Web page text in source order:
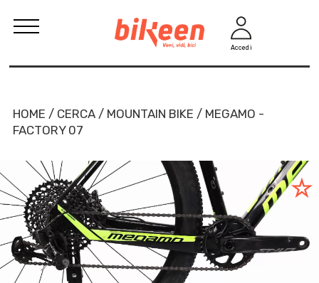
Accedi
HOME / CERCA / MOUNTAIN BIKE / MEGAMO -
FACTORY 07